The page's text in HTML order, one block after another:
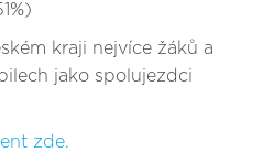
kraji nejvíce žáků a
jako spolujezdci
zde.